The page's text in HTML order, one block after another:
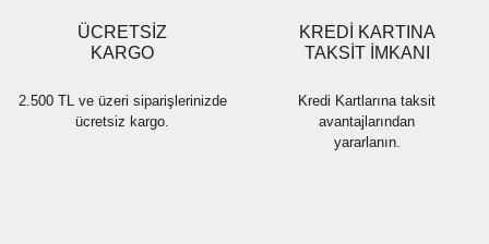
ÜCRETSİZ
KARGO
2.500 TL ve üzeri siparişlerinizde
ücretsiz kargo.
KREDİ KARTINA
TAKSİT İMKANI
Kredi Kartlarına taksit
avantajlarından
yararlanın.